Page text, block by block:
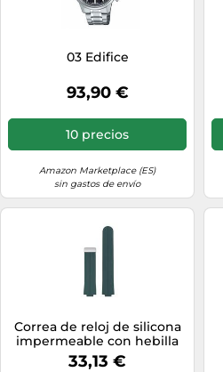
03 Edifice
93,90 €
10 precios
Amazon Marketplace (ES)
sin gastos de envío
Correa de reloj de silicona
impermeable con hebilla
autocebante plegable de
33,13 €